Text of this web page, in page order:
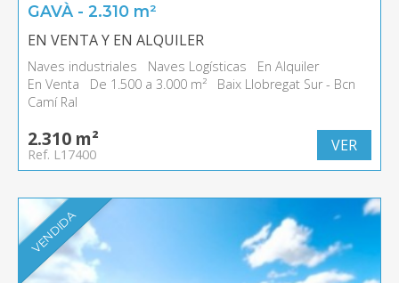
GAVÀ - 2.310 m²
EN VENTA Y EN ALQUILER
Naves industriales Naves Logísticas
En Alquiler
En Venta
De 1.500 a 3.000 m²
Baix Llobregat Sur - Bcn
Camí Ral
2.310 m²
Ref. L17400 VER
VENDIDA